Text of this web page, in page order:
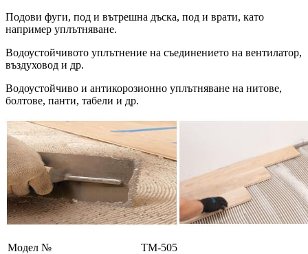
Подови фуги, под и вътрешна дъска, под и врати, като
например уплътняване.
Водоустойчивото уплътнение на съединението на вентилатор,
въздуховод и др.
Водоустойчиво и антикорозионно уплътняване на нитове,
болтове, панти, табели и др.
Модел №
TM-505